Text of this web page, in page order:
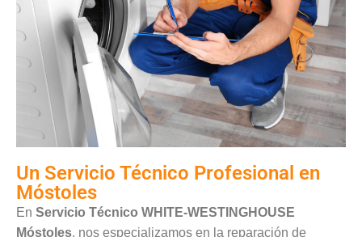
Un Servicio Técnico Profesional en
Móstoles
En Servicio Técnico WHITE-WESTINGHOUSE
Móstoles, nos especializamos en la reparación de